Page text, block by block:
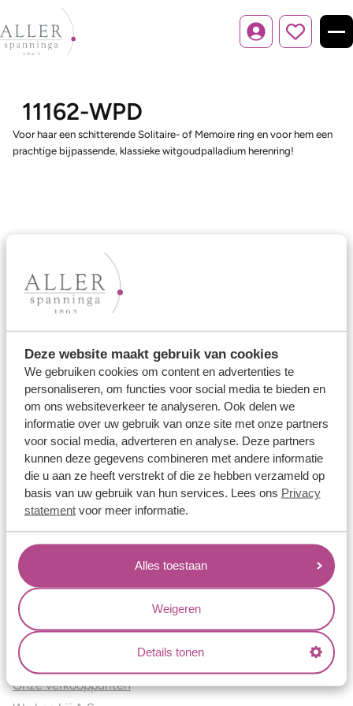
Deze website maakt gebruik van cookies
We gebruiken cookies om content en advertenties te
personaliseren, om functies voor social media te bieden en
om ons websiteverkeer te analyseren. Ook delen we
informatie over uw gebruik van onze site met onze partners
voor social media, adverteren en analyse. Deze partners
kunnen deze gegevens combineren met andere informatie
die u aan ze heeft verstrekt of die ze hebben verzameld op
basis van uw gebruik van hun services. Lees ons Privacy
statementvoor meer informatie.
Alles toestaan
Weigeren
Details tonen
Inloggen
11162-WPD
Voor haar een schitterende Solitaire- of Memoire ring en voor hem een
prachtige bijpassende, klassieke witgoudpalladium herenring!
Ons aanbod
Trouwringen
Memoireringen
Verlovingsringen
Vriendschapsringen
Over ons
Aller Spanninga
Historie
Certificaten
Blogs
Jouw voordelen
Conflictvrije Materialen
Oneindig veel mogelijkheden
Kwaliteit
Juweliers & Contact
Onze verkooppunten